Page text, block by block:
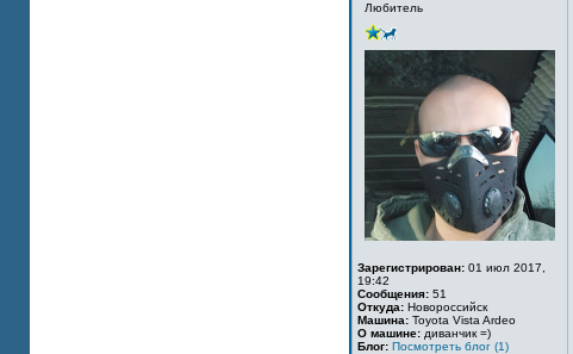
Любитель
Зарегистрирован: 01 июл 2017,
19:42
Сообщения: 51
Откуда: Новороссийск
Машина: Toyota Vista Ardeo
О машине: диванчик =)
Блог: Посмотреть блог (1)